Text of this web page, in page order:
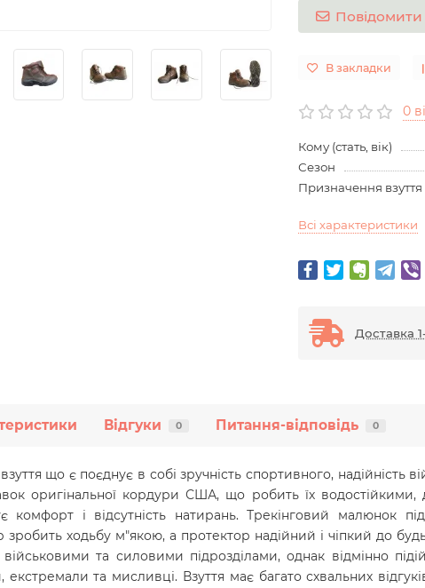
Повідомити
В закладки
0
Кому (стать, вік)
Сезон
Призначення взуття
Всі характеристики
Доставка
Відгуки 0 Питання-відповідь 0
що є поєднує в собі зручність спортивного, надійність
оригінальної кордури США, що робить їх
комфорт і відсутність натирань. Трекінговий малюнок
ходьбу м"якою, а протектор надійний і чіпкий до
та силовими підрозділами, однак відмінно
та мисливці. Взуття має багато схвальних